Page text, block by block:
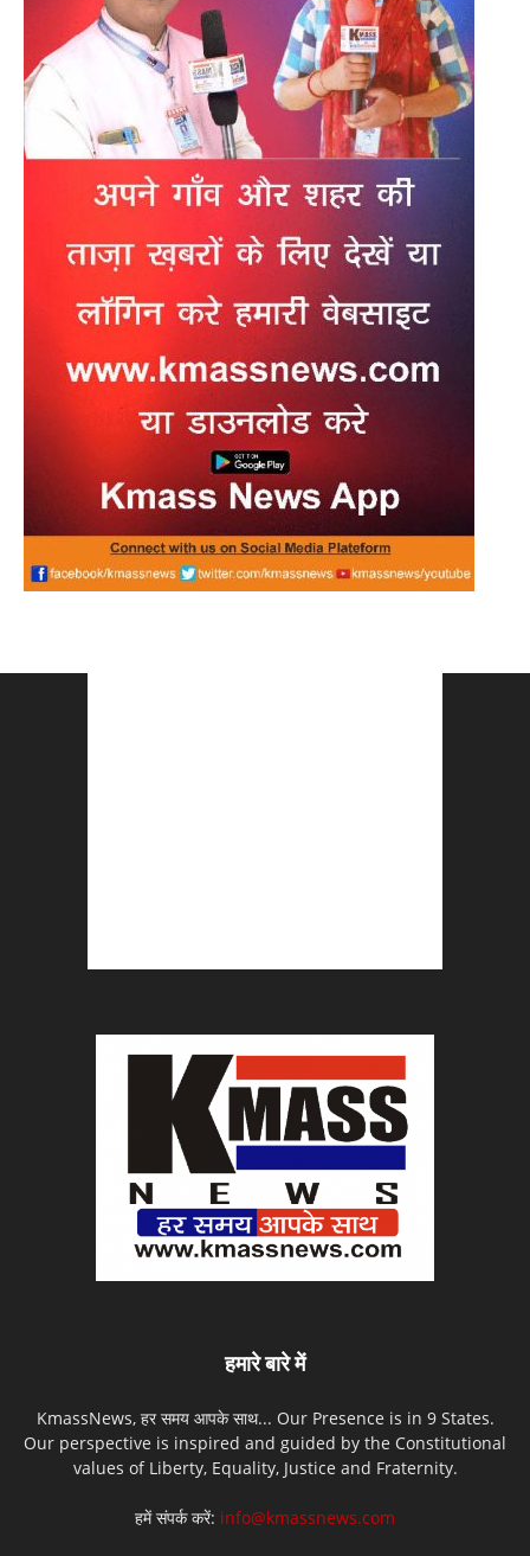
हमारे बारे में
KmassNews, हर समय आपके साथ... Our Presence is in 9 States.
Our perspective is inspired and guided by the Constitutional
values of Liberty, Equality, Justice and Fraternity.
हमें संपर्क करें: info@kmassnews.com